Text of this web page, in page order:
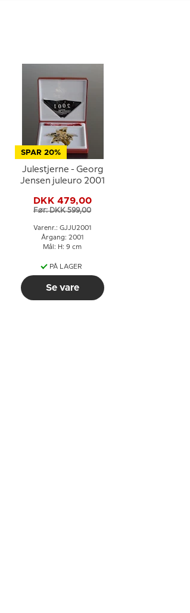
SPAR 20%
Julestjerne - Georg
Jensen juleuro 2001
DKK 479,00
Før: DKK 599,00
Varenr.: GJJU2001
Årgang: 2001
Mål: H: 9 cm
PÅ LAGER
Se vare